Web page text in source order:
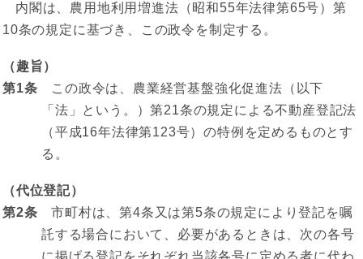
内閣は、農用地利用増進法（昭和55年法律第65号）第
10条の規定に基づき、この政令を制定する。
（趣旨）
第1条 この政令は、農業経営基盤強化促進法（以下
「法」という。）第21条の規定による不動産登記法
（平成16年法律第123号）の特例を定めるものとす
る。
（代位登記）
第2条 市町村は、第4条又は第5条の規定により登記を嘱
託する場合において、必要があるときは、次の各号
に掲げる登記をそれぞれ当該各号に定める者に代わ